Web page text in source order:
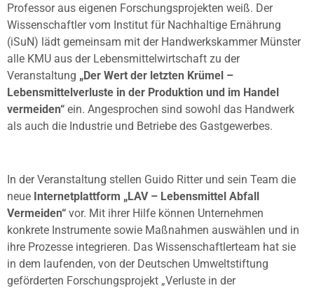
Professor aus eigenen Forschungsprojekten weiß. Der
Wissenschaftler vom Institut für Nachhaltige Ernährung
(iSuN) lädt gemeinsam mit der Handwerkskammer Münster
alle KMU aus der Lebensmittelwirtschaft zu der
Veranstaltung „Der Wert der letzten Krümel –
Lebensmittelverluste in der Produktion und im Handel
vermeiden“ ein. Angesprochen sind sowohl das Handwerk
als auch die Industrie und Betriebe des Gastgewerbes.
In der Veranstaltung stellen Guido Ritter und sein Team die
neue Internetplattform „LAV – Lebensmittel Abfall
Vermeiden“ vor. Mit ihrer Hilfe können Unternehmen
konkrete Instrumente sowie Maßnahmen auswählen und in
ihre Prozesse integrieren. Das Wissenschaftlerteam hat sie
in dem laufenden, von der Deutschen Umweltstiftung
geförderten Forschungsprojekt „Verluste in der